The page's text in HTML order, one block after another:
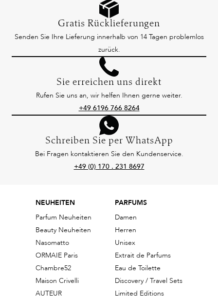
Gratis Rücklieferungen
Senden Sie Ihre Lieferung innerhalb von 14 Tagen problemlos
zurück.
Sie erreichen uns direkt
Rufen Sie uns an, wir helfen Ihnen gerne weiter.
+49 6196 766 8264
Schreiben Sie per WhatsApp
Bei Fragen kontaktieren Sie den Kundenservice.
+49 (0) 170 . 231 8697
NEUHEITEN
Parfum Neuheiten
Beauty Neuheiten
Nasomatto
ORMAIE Paris
Chambre52
Maison Crivelli
AUTEUR
PARFUMS
Damen
Herren
Unisex
Extrait de Parfums
Eau de Toilette
Discovery / Travel Sets
Limited Editions